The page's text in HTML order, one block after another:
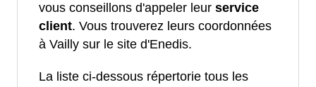
vous conseillons d'appeler leur service
client. Vous trouverez leurs coordonnées
à Vailly sur le site d'Enedis.
La liste ci-dessous répertorie tous les